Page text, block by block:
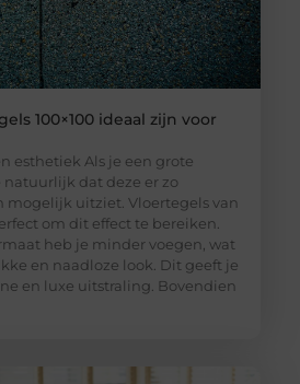
100×100 ideaal zijn voor
esthetiek Als je een grote
dat deze er zo
mogelijk uitziet. Vloertegels van
om dit effect te bereiken.
heb je minder voegen, wat
en naadloze look. Dit geeft je
en luxe uitstraling. Bovendien